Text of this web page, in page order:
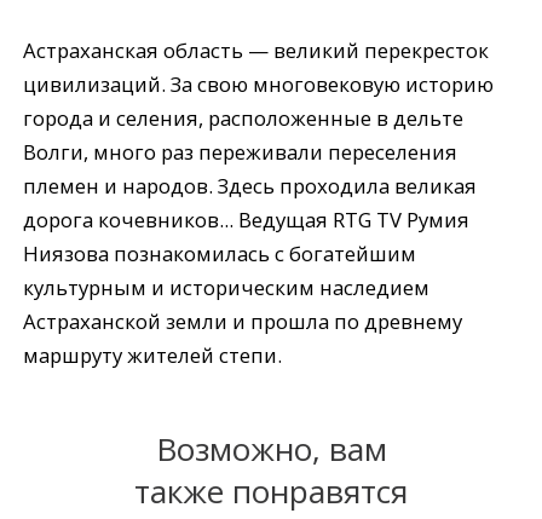
Астраханская область — великий перекресток
цивилизаций. За свою многовековую историю
города и селения, расположенные в дельте
Волги, много раз переживали переселения
племен и народов. Здесь проходила великая
дорога кочевников... Ведущая RTG TV Румия
Ниязова познакомилась с богатейшим
культурным и историческим наследием
Астраханской земли и прошла по древнему
маршруту жителей степи.
Возможно, вам
также понравятся